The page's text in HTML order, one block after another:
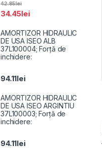
34.45lei
42.85lei
AMORTIZOR HIDRAULIC
DE USA ISEO ALB
37L100004; Forță de
inchidere:
94.11lei
AMORTIZOR HIDRAULIC
DE USA ISEO ARGINTIU
37L100003; Forță de
inchidere:
94.11lei